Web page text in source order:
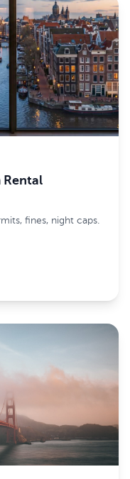
Rental
fines, night caps.